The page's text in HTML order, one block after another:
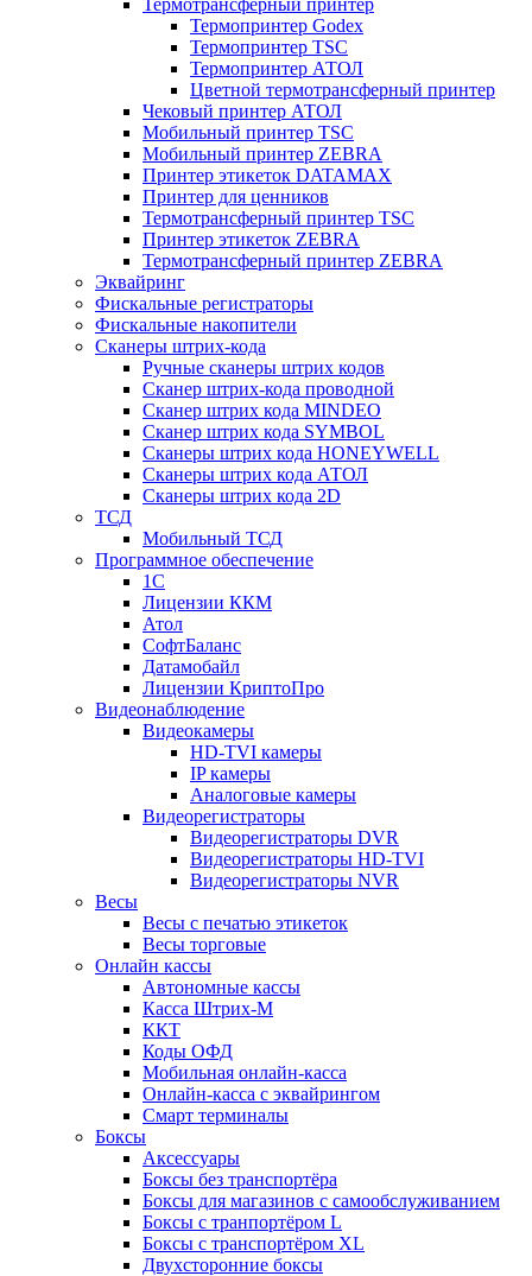
Термотрансферный принтер
Термопринтер Godex
Термопринтер TSC
Термопринтер АТОЛ
Цветной термотрансферный принтер
Чековый принтер АТОЛ
Мобильный принтер TSC
Мобильный принтер ZEBRA
Принтер этикеток DATAMAX
Принтер для ценников
Термотрансферный принтер TSC
Принтер этикеток ZEBRA
Термотрансферный принтер ZEBRA
Эквайринг
Фискальные регистраторы
Фискальные накопители
Сканеры штрих-кода
Ручные сканеры штрих кодов
Сканер штрих-кода проводной
Сканер штрих кода MINDEO
Сканер штрих кода SYMBOL
Сканеры штрих кода HONEYWELL
Сканеры штрих кода АТОЛ
Сканеры штрих кода 2D
ТСД
Мобильный ТСД
Программное обеспечение
1С
Лицензии ККМ
Атол
СофтБаланс
Датамобайл
Лицензии КриптоПро
Видеонаблюдение
Видеокамеры
HD-TVI камеры
IP камеры
Аналоговые камеры
Видеорегистраторы
Видеорегистраторы DVR
Видеорегистраторы HD-TVI
Видеорегистраторы NVR
Весы
Весы с печатью этикеток
Весы торговые
Онлайн кассы
Автономные кассы
Касса Штрих-М
ККТ
Коды ОФД
Мобильная онлайн-касса
Онлайн-касса с эквайрингом
Смарт терминалы
Боксы
Аксессуары
Боксы без транспортёра
Боксы для магазинов с самообслуживанием
Боксы с транпортёром L
Боксы с транспортёром XL
Двухсторонние боксы